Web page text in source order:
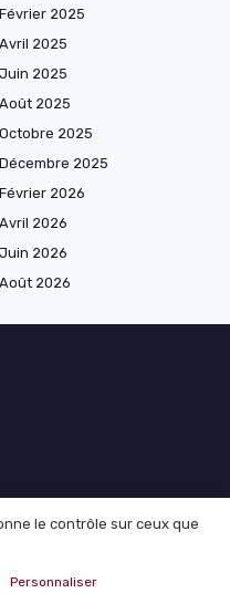
Février 2025
Avril 2025
Juin 2025
Août 2025
Octobre 2025
Décembre 2025
Février 2026
Avril 2026
Juin 2026
Août 2026
le contrôle sur ceux que
Personnaliser